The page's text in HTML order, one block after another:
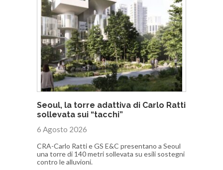
Seoul, la torre adattiva di Carlo Ratti
sollevata sui “tacchi”
6 Agosto 2026
CRA-Carlo Ratti e GS E&C presentano a Seoul
una torre di 140 metri sollevata su esili sostegni
contro le alluvioni.